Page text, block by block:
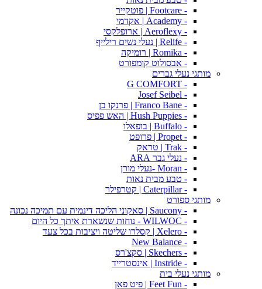
- Footcare | פוטקייר
- Academy | אקדמי
- Aeroflexy | ארופלקסי
- Relife | נעלי נשים רילייף
- Romika | רומיקה
- אבסולוט קומפורט
מותגי נעלי גברים
- G COMFORT
- Josef Seibel
- Franco Bane | פרנקו בן
- Hush Puppies | האש פפיס
- Buffalo | בופאלו
- Propet | פרופט
- Trak | טראק
- נעלי גבר ARA
- Moran -נעלי מורן
- טבע מבית נאות
- Caterpillar | קטרפילר
מותגי ספורט
- Saucony | סאקוני הליכה דינמית עם תמיכה נכונה
- WILWOC - נוחות שנשארת איתך כל היום
- Xelero | קסלרו שליטה ויציבות בכל צעד
- New Balance
- Skechers | סקצ'רס
- Instride | אינסטרייד
מותגי נעלי בית
- Feet Fun | פיט פאן